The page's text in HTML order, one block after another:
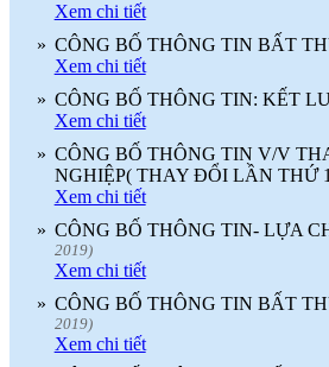
Xem chi tiết
» CÔNG BỐ THÔNG TIN BẤT
Xem chi tiết
» CÔNG BỐ THÔNG TIN: KẾT
Xem chi tiết
» CÔNG BỐ THÔNG TIN V/V
NGHIỆP( THAY ĐỔI LẦN THỨ
Xem chi tiết
» CÔNG BỐ THÔNG TIN- LỰA
2019)
Xem chi tiết
» CÔNG BỐ THÔNG TIN BẤT
2019)
Xem chi tiết